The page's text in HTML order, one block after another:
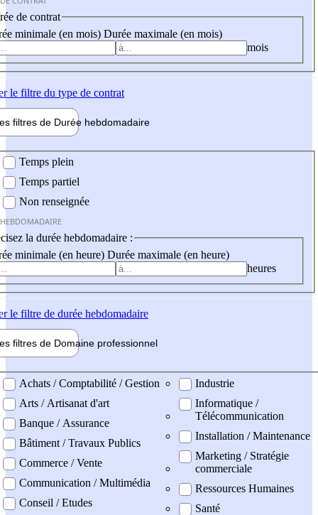
de contrat
minimale (en mois) Durée maximale (en mois)
mois
le filtre du type de contrat
filtres de Durée hebdomadaire
Temps plein
Temps partiel
Non renseignée
la durée hebdomadaire :
minimale (en heure) Durée maximale (en heure)
heures
le filtre de durée hebdomadaire
filtres de Domaine professionnel
professionel
Achats / Comptabilité / Gestion
Arts / Artisanat d'art
Banque / Assurance
Bâtiment / Travaux Publics
Commerce / Vente
Communication / Multimédia
Conseil / Etudes
Industrie
Informatique /
Télécommunication
Installation / Maintenance
Marketing / Stratégie
commerciale
Ressources Humaines
Santé